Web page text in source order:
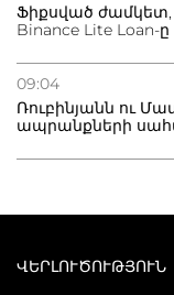
Ֆիքսված ժամկետ,
Binance Lite Loan-ը
09:04
Ռուբինյանն ու
ապրանքների
ՎԵՐԼՈՒԾՈՒԹՅՈՒՆ